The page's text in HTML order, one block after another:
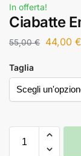
In offerta!
Ciabatte
55,00€ 44,00 €
Taglia